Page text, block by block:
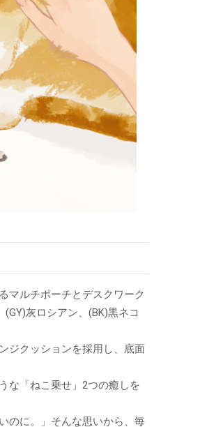
マルチポーチとデスクワーク
灰ロシアン、(BK)黒ネコ
ジクッションを採用し、底面
な「ねこ乗せ」2つの癒しを
のに。」そんな思いから、毎